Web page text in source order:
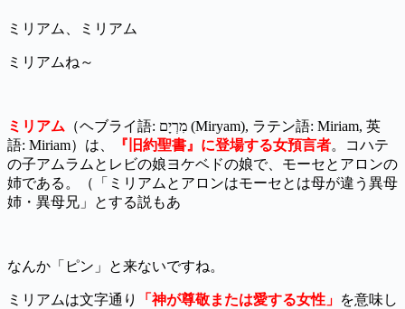
ミリアム、ミリアム
ミリアムね～
ミリアム （ヘブライ語: מִרְיָם‎ (Miryam), ラテン語: Miriam, 英
語: Miriam）は、
『旧約聖書』に登場する女預言者。コハテ
の子アムラムとレビの娘ヨケベドの娘で、モーセとアロンの
姉である。（「ミリアムとアロンはモーセとは母が違う異母
姉・異母兄」とする説もあ
なんか「ピン」と来ないですね。
ミリアムは文字通り 「神が尊敬または愛する女性」 を意味し